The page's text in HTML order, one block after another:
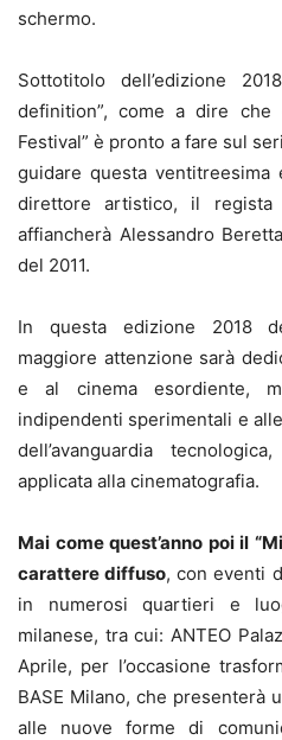
schermo.
Sottotitolo dell’edizione
definition”, come a dire che
Festival” è pronto a fare sul
guidare questa
direttore artistico, il regista
affiancherà Alessandro
del 2011.
In questa edizione 2018
maggiore attenzione sarà
e al cinema esordiente,
indipendenti sperimentali e
dell’avanguardia
applicata alla cinematografia.
Mai come quest’anno poi il
carattere diffuso, con eventi
in numerosi quartieri e
milanese, tra cui: ANTEO
Aprile, per l’occasione
BASE Milano, che presenterà
alle nuove forme di